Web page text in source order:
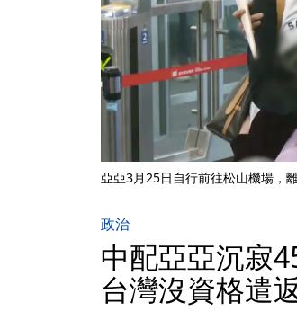
亞亞3月25日自行前往松山機場，
政治
中配亞亞沉寂
台灣沒資格遣